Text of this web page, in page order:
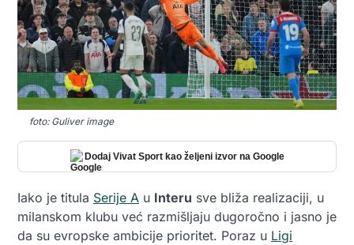
foto: Guliver image
Dodaj Vivat Sport kao željeni izvor na Google
Iako je titula Serije A u Interu sve bliža realizaciji, u
milanskom klubu već razmišljaju dugoročno i jasno je
da su evropske ambicije prioritet. Poraz u Ligi